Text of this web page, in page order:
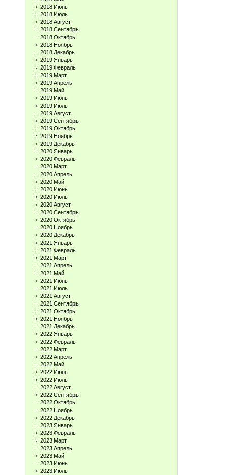
2018 Июнь
2018 Июль
2018 Август
2018 Сентябрь
2018 Октябрь
2018 Ноябрь
2018 Декабрь
2019 Январь
2019 Февраль
2019 Март
2019 Апрель
2019 Май
2019 Июнь
2019 Июль
2019 Август
2019 Сентябрь
2019 Октябрь
2019 Ноябрь
2019 Декабрь
2020 Январь
2020 Февраль
2020 Март
2020 Апрель
2020 Май
2020 Июнь
2020 Июль
2020 Август
2020 Сентябрь
2020 Октябрь
2020 Ноябрь
2020 Декабрь
2021 Январь
2021 Февраль
2021 Март
2021 Апрель
2021 Май
2021 Июнь
2021 Июль
2021 Август
2021 Сентябрь
2021 Октябрь
2021 Ноябрь
2021 Декабрь
2022 Январь
2022 Февраль
2022 Март
2022 Апрель
2022 Май
2022 Июнь
2022 Июль
2022 Август
2022 Сентябрь
2022 Октябрь
2022 Ноябрь
2022 Декабрь
2023 Январь
2023 Февраль
2023 Март
2023 Апрель
2023 Май
2023 Июнь
2023 Июль